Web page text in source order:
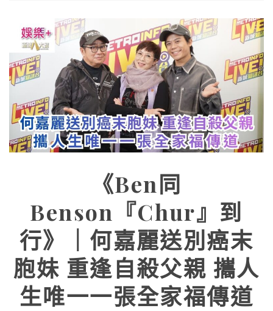
《Ben同
Benson『Chur』到
行》｜何嘉麗送別癌末
胞妹 重逢自殺父親 攜人
生唯一一張全家福傳道